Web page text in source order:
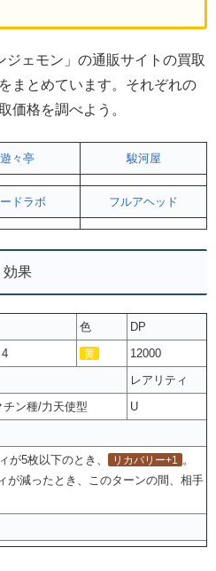
ジェモン」の通販サイトの買取
まとめています。それぞれの
価格を調べよう。
遊々亭 駿河屋
ドラボ フルアヘッド
効果
色
DP
黄
12000
レアリティ
チン種/力天使型
U
が5枚以下のとき、 リカバリー+1 。
が減ったとき、このターンの間、相手